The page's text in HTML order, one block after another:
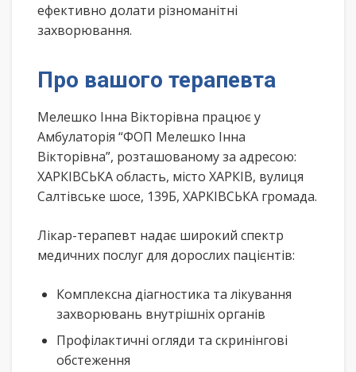
ефективно долати різноманітні
захворювання.
Про вашого терапевта
Мелешко Інна Вікторівна працює у
Амбулаторія “ФОП Мелешко Інна
Вікторівна”, розташованому за адресою:
ХАРКІВСЬКА область, місто ХАРКІВ, вулиця
Салтівське шосе, 139Б, ХАРКІВСЬКА громада.
Лікар-терапевт надає широкий спектр
медичних послуг для дорослих пацієнтів:
Комплексна діагностика та лікування
захворювань внутрішніх органів
Профілактичні огляди та скринінгові
обстеження